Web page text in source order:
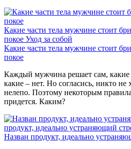
Какие части тела мужчине стоит
покое Уход за собой
Какие части тела мужчине стоит
покое
Каждый мужчина решает сам, какие
какие – нет. Но согласись, никто не
нелепо. Поэтому некоторым
придется. Каким?
продукт, идеально устраняющий
Назван продукт, идеально